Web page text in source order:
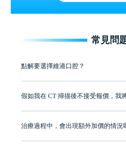
常見問
點解要選擇維港口腔？
維港口腔踐行「醫道濟世」的大學校訓，
牌」、「2025香港企業領袖品牌」，是諾
至今已服務超過三十個國家和地區的顧客
市市民極高的口碑評價及信任推薦 珠海、
有咨詢及服務保障中心，有任何問題都可
假如我在 CT 掃描後不接受報價，我
治療過程中，會出現額外加價的情況